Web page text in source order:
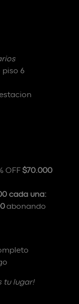
piso 6
OFF$70.000
cada una:
abonando
tu lugar!